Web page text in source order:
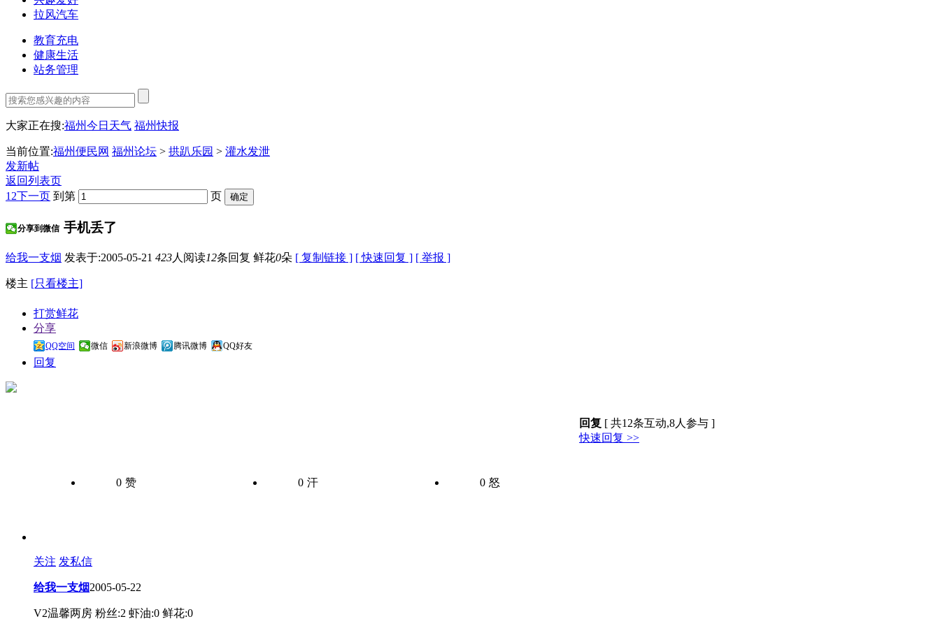
拉风汽车
教育充电
健康生活
站务管理
大家正在搜:福州今日天气 福州快报
当前位置:福州便民网 福州论坛 > 拱趴乐园 > 灌水发泄
发新帖
返回列表页
1 2下一页 到第 页
手机丢了
分享到微信
给我一支烟 发表于:2005-05-21 423人阅读12条回复 鲜花0朵 [ 复制链接 ] [ 快速回复 ] [ 举报 ]
楼主 [只看楼主]
打赏鲜花
分享
QQ空间 微信 新浪微博 腾讯微博 QQ好友
回复
0 赞 0 汗 0 怒
回复 [ 共12条互动,8人参与 ]
快速回复 >>
关注 发私信
给我一支烟2005-05-22
V2温馨两房 粉丝:2 虾油:0 鲜花:0